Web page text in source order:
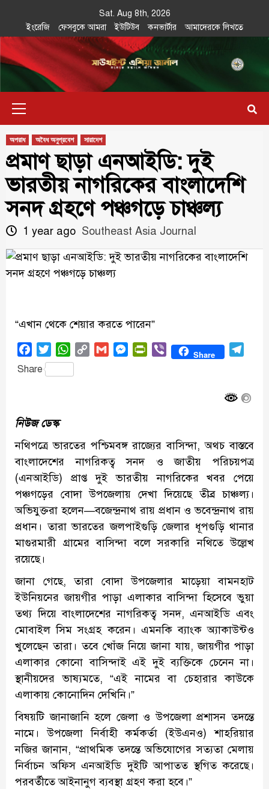
content
Sat. Aug 8th, 2026
ইংরেজি
ফেসবুকে আমরা ইউটিউব কনভার্টার আমাদেরকে লিখতে
Southeast
Asia Journal
IN SEARCH OF THE TRUTH
অপরাধ অবৈধ অনুপ্রবেশ সারাদেশ
প্রমাণ ছাড়া এনআইডি: দুই
ভারতীয় নাগরিকের বাংলাদেশি
সনদ গ্রহণে পঞ্চগড়ে চাঞ্চল্য
1 year ago Southeast Asia Journal
“এখান থেকে শেয়ার করতে পারেন”
FacebookTwitterWhatsApp
Copy
Gmail MessengerPrintFriendly
Viber Share
Share
নিউজ ডেস্ক
নথিপত্রে ভারতের পশ্চিমবঙ্গ রাজ্যের বাসিন্দা, অথচ বাস্তবে
বাংলাদেশের নাগরিকত্ব সনদ ও জাতীয় পরিচয়পত্র
(এনআইডি) প্রাপ্ত দুই ভারতীয় নাগরিকের খবর পেয়ে
পঞ্চগড়ের বোদা উপজেলায় দেখা দিয়েছে তীব্র চাঞ্চল্য।
অভিযুক্তরা হলেন—বজেন্দ্রনাথ রায় প্রধান ও ভবেন্দ্রনাথ রায়
প্রধান। তারা ভারতের জলপাইগুড়ি জেলার ধূপগুড়ি থানার
মাগুরমারী গ্রামের বাসিন্দা বলে সরকারি নথিতে উল্লেখ
রয়েছে।
জানা গেছে, তারা বোদা উপজেলার মাড়েয়া বামনহাট
ইউনিয়নের জায়গীর পাড়া এলাকার বাসিন্দা হিসেবে ভুয়া
তথ্য দিয়ে বাংলাদেশের নাগরিকত্ব সনদ, এনআইডি এবং
মোবাইল সিম সংগ্রহ করেন। এমনকি ব্যাংক অ্যাকাউন্টও
খুলেছেন তারা। তবে খোঁজ নিয়ে জানা যায়, জায়গীর পাড়া
এলাকার কোনো বাসিন্দাই এই দুই ব্যক্তিকে চেনেন না।
স্থানীয়দের ভাষ্যমতে, “এই নামের বা চেহারার কাউকে
এলাকায় কোনোদিন দেখিনি।”
বিষয়টি জানাজানি হলে জেলা ও উপজেলা প্রশাসন তদন্তে
নামে। উপজেলা নির্বাহী কর্মকর্তা (ইউএনও) শাহরিয়ার
নজির জানান, “প্রাথমিক তদন্তে অভিযোগের সত্যতা মেলায়
নির্বাচন অফিস এনআইডি দুইটি আপাতত স্থগিত করেছে।
পরবর্তীতে আইনানুগ ব্যবস্থা গ্রহণ করা হবে।”